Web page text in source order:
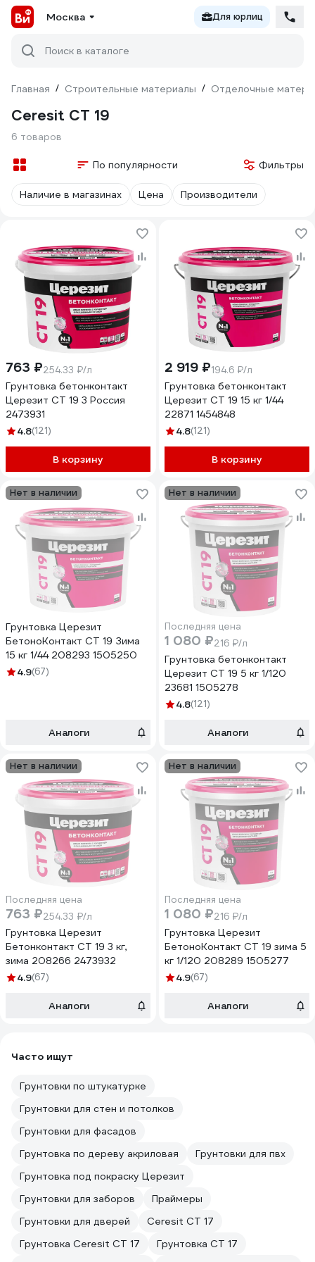
Москва Для юрлиц
Поиск в каталоге
Главная / Строительные материалы / Отделочные
Ceresit CT 19
6 товаров
По популярности Фильтры
Наличие в магазинах Цена Производители
763 ₽254.33 ₽/л
Грунтовка бетонконтакт
Церезит CT 19 3 Россия
2473931
4.8(121)
В корзину
2 919 ₽194.6 ₽/л
Грунтовка бетонконтакт
Церезит CT 19 15 кг 1/44
22871 1454848
4.8(121)
В корзину
Нет в наличии
Грунтовка Церезит
БетоноКонтакт CT 19 Зима
15 кг 1/44 208293 1505250
4.9(67)
Аналоги
Нет в наличии
Последняя цена
1 080 ₽216 ₽/л
Грунтовка бетонконтакт
Церезит CT 19 5 кг 1/120
23681 1505278
4.8(121)
Аналоги
Нет в наличии
Последняя цена
763 ₽254.33 ₽/л
Грунтовка Церезит
Бетонконтакт CT 19 3 кг,
зима 208266 2473932
4.9(67)
Аналоги
Нет в наличии
Последняя цена
1 080 ₽216 ₽/л
Грунтовка Церезит
БетоноКонтакт CT 19 зима 5
кг 1/120 208289 1505277
4.9(67)
Аналоги
Часто ищут
Грунтовки по штукатурке
Грунтовки для стен и потолков
Грунтовки для фасадов
Грунтовка по дереву акриловая
Грунтовки для пвх
Грунтовка под покраску Церезит
Грунтовки для заборов
Праймеры
Грунтовки для дверей
Ceresit CT 17
Грунтовка Ceresit CT 17
Грунтовка CT 17